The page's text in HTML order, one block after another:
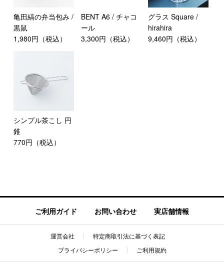
亀田縞の弁当包み /
黒鼠
1,980円（税込）
BENT A6 / チャコ
ール
3,300円（税込）
グラス Square /
hirahira
9,460円（税込）
シンプル茶こし 円
錐
770円（税込）
ご利用ガイド お問い合わせ 実店舗情報
運営会社
特定商取引法に基づく表記
プライバシーポリシー
ご利用規約